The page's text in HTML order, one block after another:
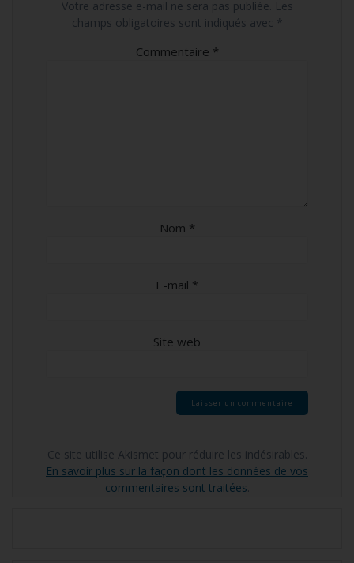
Votre adresse e-mail ne sera pas publiée. Les
champs obligatoires sont indiqués avec *
Commentaire *
Nom *
E-mail *
Site web
Ce site utilise Akismet pour réduire les indésirables.
En savoir plus sur la façon dont les données de vos
commentaires sont traitées.